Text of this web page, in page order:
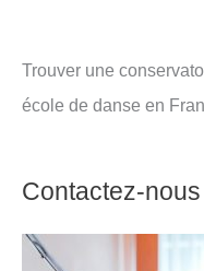
Trouver une
école de danse en
Contactez-nous